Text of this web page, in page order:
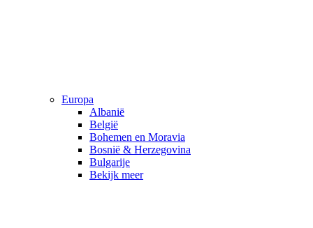
Europa
Albanië
België
Bohemen en Moravia
Bosnië & Herzegovina
Bulgarije
Bekijk meer